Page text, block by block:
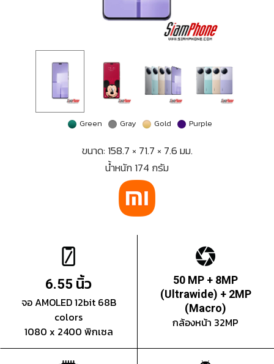
Green Gray Gold Purple
ขนาด: 158.7 × 71.7 × 7.6 มม.
น้ำหนัก 174 กรัม
6.55 นิ้ว
จอ AMOLED 12bit 68B
colors
1080 x 2400 พิกเซล
50 MP + 8MP
(Ultrawide) + 2MP
(Macro)
กล้องหน้า 32MP